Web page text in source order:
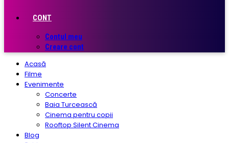
CONT
Contul meu
Creare cont
Acasă
Filme
Evenimente
Concerte
Baia Turcească
Cinema pentru copii
Rooftop Silent Cinema
Blog